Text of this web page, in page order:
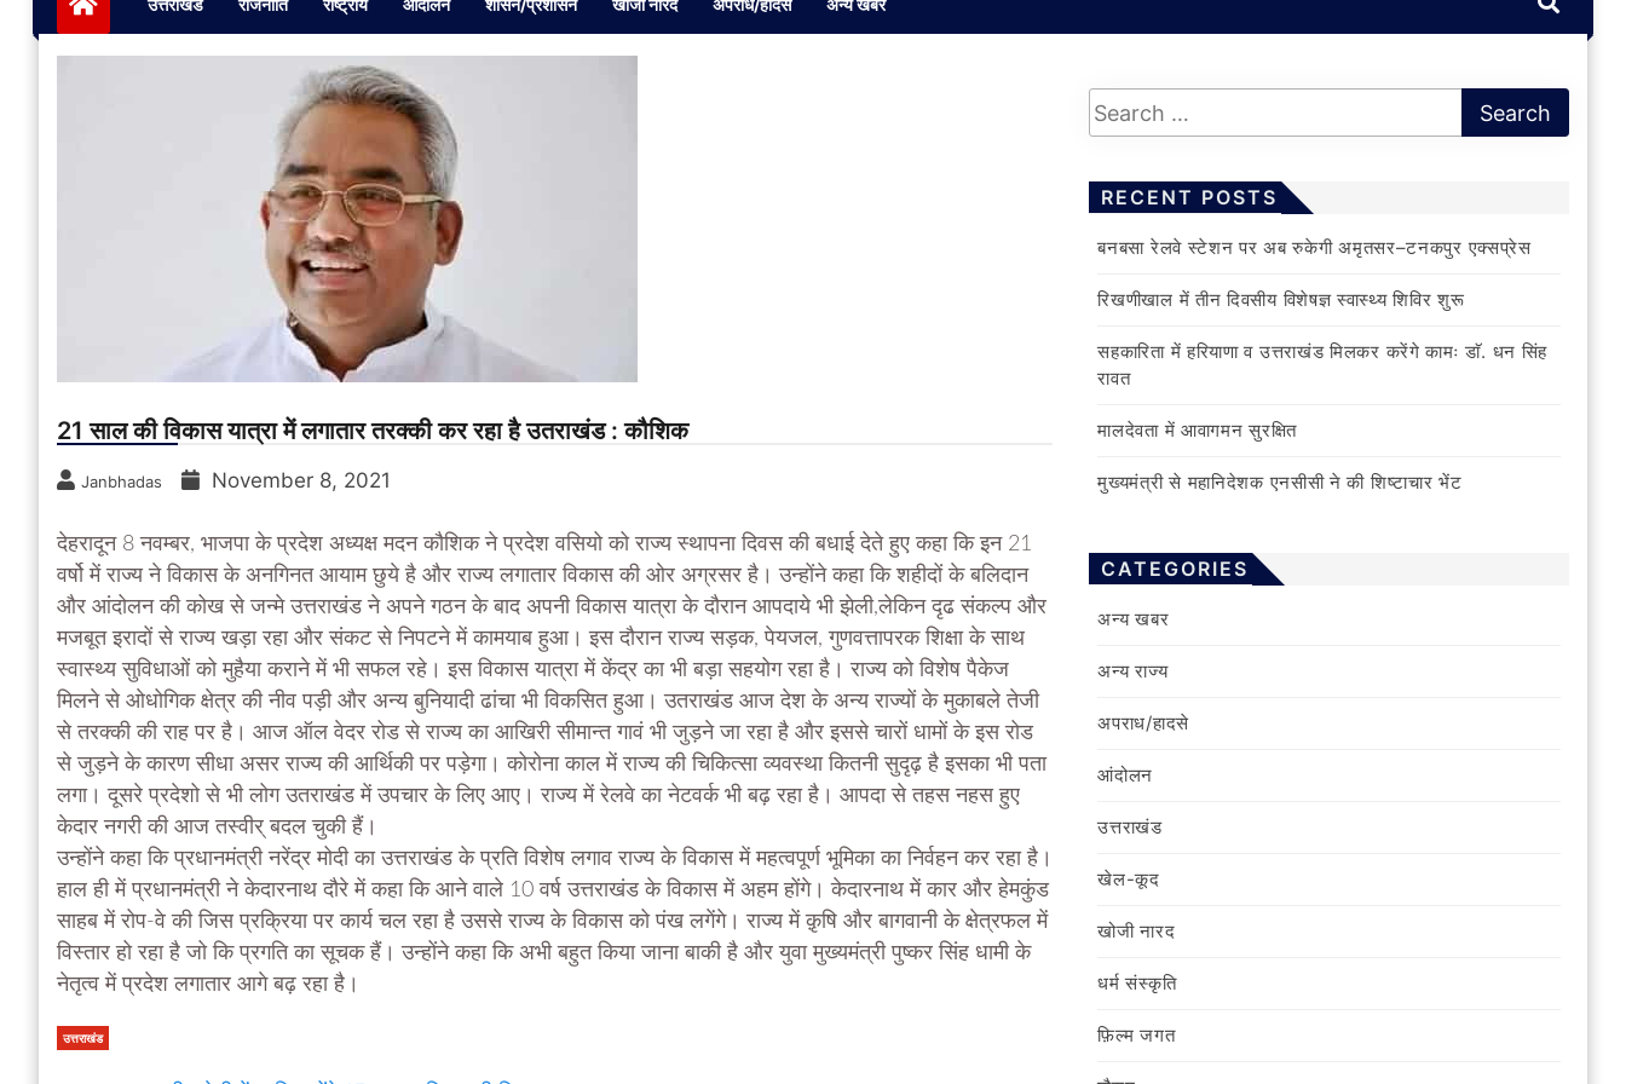
उत्तराखंड राजनीति राष्ट्रीय आंदोलन शासन/प्रशासन खोजी नारद अपराध/हादसे अन्य खबर
21 साल की विकास यात्रा में लगातार तरक्की कर रहा है उतराखंड : कौशिक
Janbhadas November 8, 2021
देहरादून 8 नवम्बर, भाजपा के प्रदेश अध्यक्ष मदन कौशिक ने प्रदेश वसियो को राज्य स्थापना दिवस की बधाई देते हुए कहा कि इन 21
वर्षो में राज्य ने विकास के अनगिनत आयाम छुये है और राज्य लगातार विकास की ओर अग्रसर है। उन्होंने कहा कि शहीदों के बलिदान
और आंदोलन की कोख से जन्मे उत्तराखंड ने अपने गठन के बाद अपनी विकास यात्रा के दौरान आपदाये भी झेली,लेकिन दृढ संकल्प और
मजबूत इरादों से राज्य खड़ा रहा और संकट से निपटने में कामयाब हुआ। इस दौरान राज्य सड़क, पेयजल, गुणवत्तापरक शिक्षा के साथ
स्वास्थ्य सुविधाओं को मुहैया कराने में भी सफल रहे। इस विकास यात्रा में केंद्र का भी बड़ा सहयोग रहा है। राज्य को विशेष पैकेज
मिलने से ओधोगिक क्षेत्र की नीव पड़ी और अन्य बुनियादी ढांचा भी विकसित हुआ। उतराखंड आज देश के अन्य राज्यों के मुकाबले तेजी
से तरक्की की राह पर है। आज ऑल वेदर रोड से राज्य का आखिरी सीमान्त गावं भी जुड़ने जा रहा है और इससे चारों धामों के इस रोड
से जुड़ने के कारण सीधा असर राज्य की आर्थिकी पर पड़ेगा। कोरोना काल में राज्य की चिकित्सा व्यवस्था कितनी सुदृढ़ है इसका भी पता
लगा। दूसरे प्रदेशो से भी लोग उतराखंड में उपचार के लिए आए। राज्य में रेलवे का नेटवर्क भी बढ़ रहा है। आपदा से तहस नहस हुए
केदार नगरी की आज तस्वीर् बदल चुकी हैं।
उन्होंने कहा कि प्रधानमंत्री नरेंद्र मोदी का उत्तराखंड के प्रति विशेष लगाव राज्य के विकास में महत्वपूर्ण भूमिका का निर्वहन कर रहा है।
हाल ही में प्रधानमंत्री ने केदारनाथ दौरे में कहा कि आने वाले 10 वर्ष उत्तराखंड के विकास में अहम होंगे। केदारनाथ में कार और हेमकुंड
साहब में रोप-वे की जिस प्रक्रिया पर कार्य चल रहा है उससे राज्य के विकास को पंख लगेंगे। राज्य में क़ृषि और बागवानी के क्षेत्रफल में
विस्तार हो रहा है जो कि प्रगति का सूचक हैं। उन्होंने कहा कि अभी बहुत किया जाना बाकी है और युवा मुख्यमंत्री पुष्कर सिंह धामी के
नेतृत्व में प्रदेश लगातार आगे बढ़ रहा है।
उत्तराखंड
RECENT POSTS
बनबसा रेलवे स्टेशन पर अब रुकेगी अमृतसर–टनकपुर एक्सप्रेस
रिखणीखाल में तीन दिवसीय विशेषज्ञ स्वास्थ्य शिविर शुरू
सहकारिता में हरियाणा व उत्तराखंड मिलकर करेंगे कामः डाॅ. धन सिंह
रावत
मालदेवता में आवागमन सुरक्षित
मुख्यमंत्री से महानिदेशक एनसीसी ने की शिष्टाचार भेंट
CATEGORIES
अन्य खबर
अन्य राज्य
अपराध/हादसे
आंदोलन
उत्तराखंड
खेल-कूद
खोजी नारद
धर्म संस्कृति
फ़िल्‍म जगत